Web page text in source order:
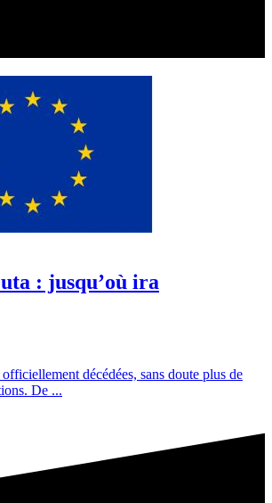
: jusqu’où ira
décédées, sans doute plus de
De ...